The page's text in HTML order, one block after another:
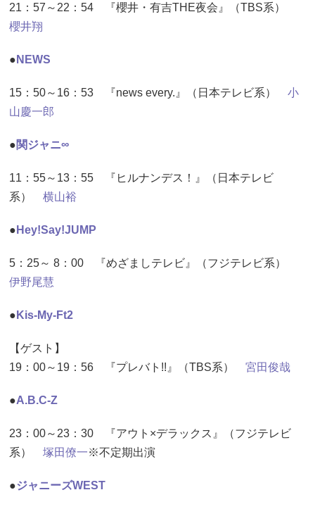
21：57～22：54 『櫻井・有吉THE夜会』（TBS系）
櫻井翔
● NEWS
15：50～16：53 『news every.』（日本テレビ系） 小
山慶一郎
●関ジャニ∞
11：55～13：55 『ヒルナンデス！』（日本テレビ
系） 横山裕
● Hey!Say!JUMP
5：25～ 8：00 『めざましテレビ』（フジテレビ系）
伊野尾慧
● Kis-My-Ft2
【ゲスト】
19：00～19：56 『プレバト!!』（TBS系） 宮田俊哉
●A.B.C-Z
23：00～23：30 『アウト×デラックス』（フジテレビ
系） 塚田僚一※不定期出演
●ジャニーズWEST